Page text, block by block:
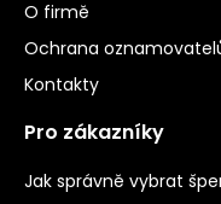
O firmě
Ochrana
Kontakty
Pro zákazníky
Jak správně vybrat